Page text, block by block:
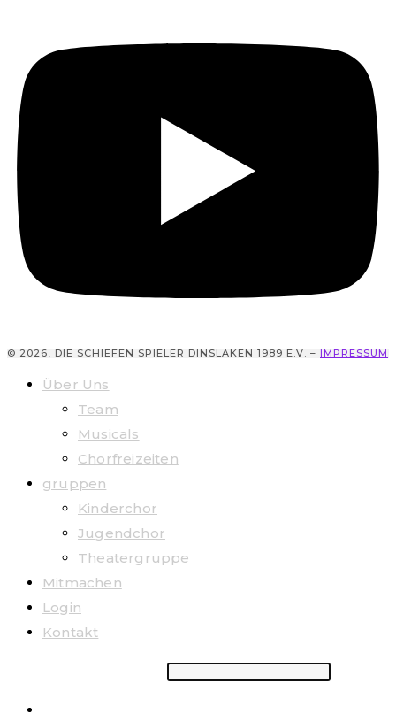
© 2026, DIE SCHIEFEN SPIELER DINSLAKEN 1989 E.V. – IMPRESSUM
Über Uns
Team
Musicals
Chorfreizeiten
gruppen
Kinderchor
Jugendchor
Theatergruppe
Mitmachen
Login
Kontakt